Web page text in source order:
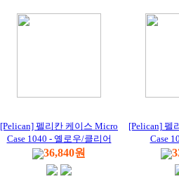
[Pelican] 펠리칸 케이스 Micro
Case 1040 - 옐로우/클리어
36,840원
[Pelican] 펠
Case